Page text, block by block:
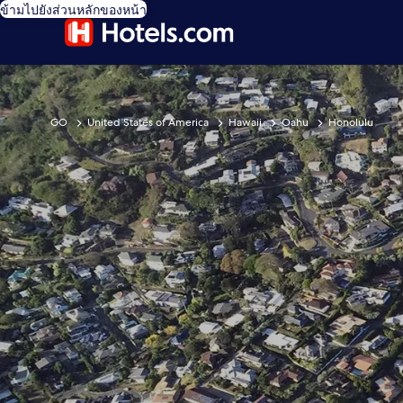
ข้ามไปยังส่วนหลักของหน้า
GO United States of America Hawaii Oahu Honolulu